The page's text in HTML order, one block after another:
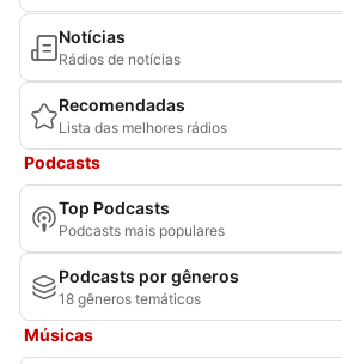
Notícias
Rádios de notícias
Recomendadas
Lista das melhores rádios
Podcasts
Top Podcasts
Podcasts mais populares
Podcasts por gêneros
18 gêneros temáticos
Músicas